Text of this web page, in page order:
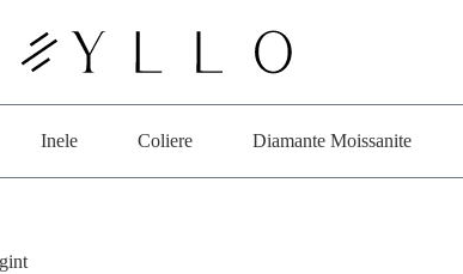
Inele Coliere Diamante Moissanite